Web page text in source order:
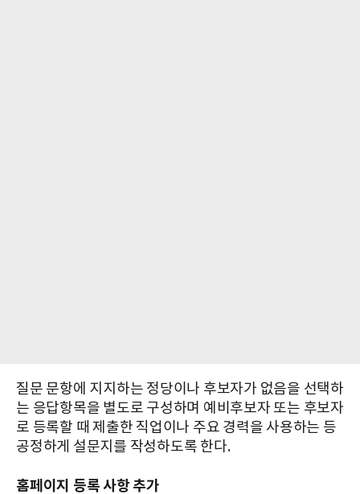
질문 문항에 지지하는 정당이나 후보자가 없음을 선택하
는 응답항목을 별도로 구성하며 예비후보자 또는 후보자
로 등록할 때 제출한 직업이나 주요 경력을 사용하는 등
공정하게 설문지를 작성하도록 한다.
홈페이지 등록 사항 추가